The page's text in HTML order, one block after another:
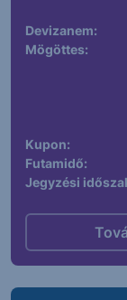
Devizanem:
Mögöttes:
Kupon:
Futamidő:
Jegyzési